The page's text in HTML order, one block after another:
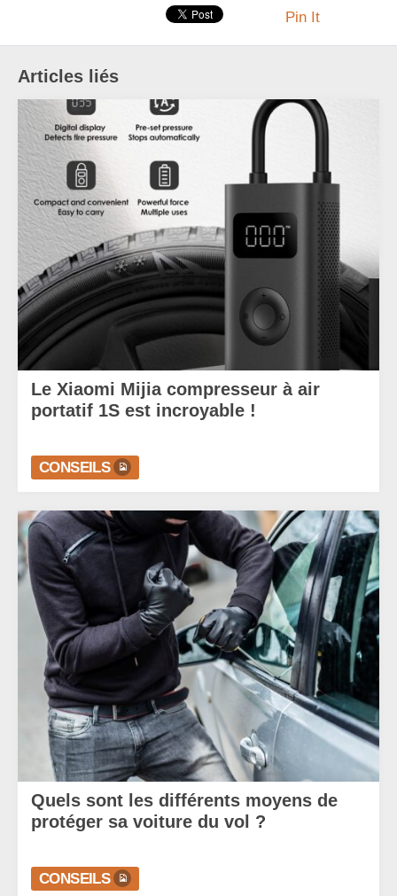
Pin It
Articles liés
Le Xiaomi Mijia compresseur à air
portatif 1S est incroyable !
CONSEILS
Quels sont les différents moyens de
protéger sa voiture du vol ?
CONSEILS